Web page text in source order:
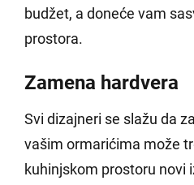
budžet, a doneće vam
prostora.
Zamena hardvera
Svi dizajneri se slažu da
vašim ormarićima može
kuhinjskom prostoru novi